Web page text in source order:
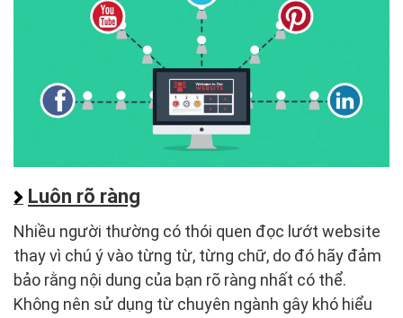
Luôn rõ ràng
Nhiều người thường có thói quen đọc lướt website
thay vì chú ý vào từng từ, từng chữ, do đó hãy đảm
bảo rằng nội dung của bạn rõ ràng nhất có thể.
Không nên sử dụng từ chuyên ngành gây khó hiểu